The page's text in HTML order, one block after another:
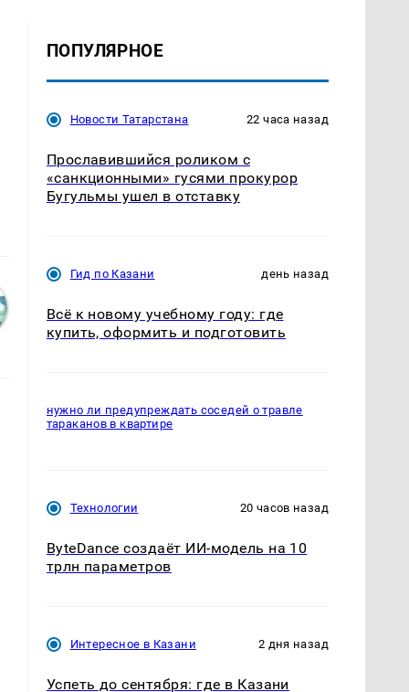
ПОПУЛЯРНОЕ
Новости Татарстана 22 часа назад
Прославившийся роликом с
«санкционными» гусями прокурор
Бугульмы ушел в отставку
Гид по Казани день назад
Всё к новому учебному году: где
купить, оформить и подготовить
нужно ли предупреждать соседей о травле
тараканов в квартире
Технологии 20 часов назад
ByteDance создаёт ИИ-модель на 10
трлн параметров
Интересное в Казани 2 дня назад
Успеть до сентября: где в Казани